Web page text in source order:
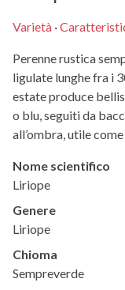
Varietà ·
Perenne rustica
ligulate lunghe fra i
estate produce
o blu, seguiti da
all’ombra, utile
Nome scientifico
Liriope
Genere
Liriope
Chioma
Sempreverde